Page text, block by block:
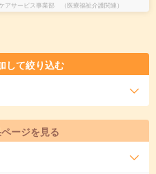
サービス事業部 （医療福祉介護関連）
して絞り込む
ージを見る